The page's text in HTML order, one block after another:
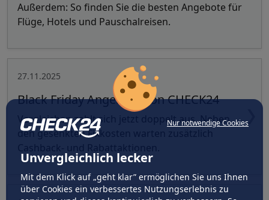
Nur notwendige Cookies
Unvergleichlich lecker
Mit dem Klick auf „geht klar” ermöglichen Sie uns Ihnen
über Cookies ein verbessertes Nutzungserlebnis zu
Außerdem: So finden Sie die besten Angebote für
Flüge, Hotels und Pauschalreisen.
27.11.2025
Black Friday Angebote von CHECK24
Vergleichen zahlt sich jetzt doppelt aus. Neben
den gesenkten Fixkosten warten zusätzlich